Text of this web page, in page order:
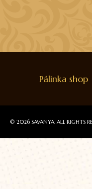
Pálinka shop
© 2026 SAVANYA. ALL RIGHTS